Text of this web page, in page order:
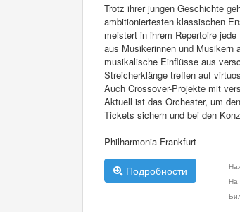
Trotz ihrer jungen Geschichte
ambitioniertesten klassischen
meistert in ihrem Repertoire
aus Musikerinnen und Musikern
musikalische Einflüsse aus
Streicherklänge treffen auf
Auch Crossover-Projekte mit
Aktuell ist das Orchester, um
Tickets sichern und bei den
Philharmonia Frankfurt
Подробности
На